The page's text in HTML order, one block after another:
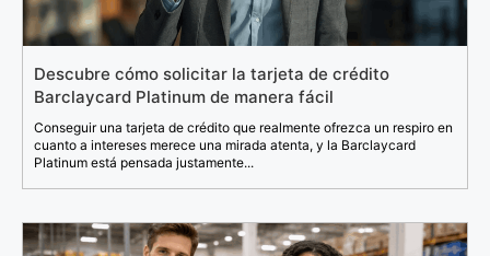
Descubre cómo solicitar la tarjeta de crédito
Barclaycard Platinum de manera fácil
Conseguir una tarjeta de crédito que realmente ofrezca un respiro en
cuanto a intereses merece una mirada atenta, y la Barclaycard
Platinum está pensada justamente...